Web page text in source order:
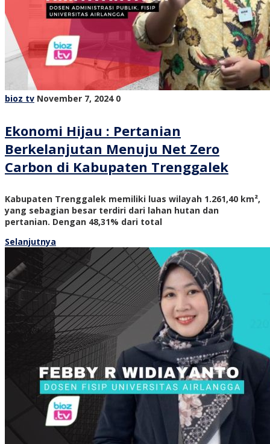
bioz tv November 7, 2024 0
Ekonomi Hijau : Pertanian
Berkelanjutan Menuju Net Zero
Carbon di Kabupaten Trenggalek
Kabupaten Trenggalek memiliki luas wilayah 1.261,40 km²,
yang sebagian besar terdiri dari lahan hutan dan
pertanian. Dengan 48,31% dari total
Selanjutnya